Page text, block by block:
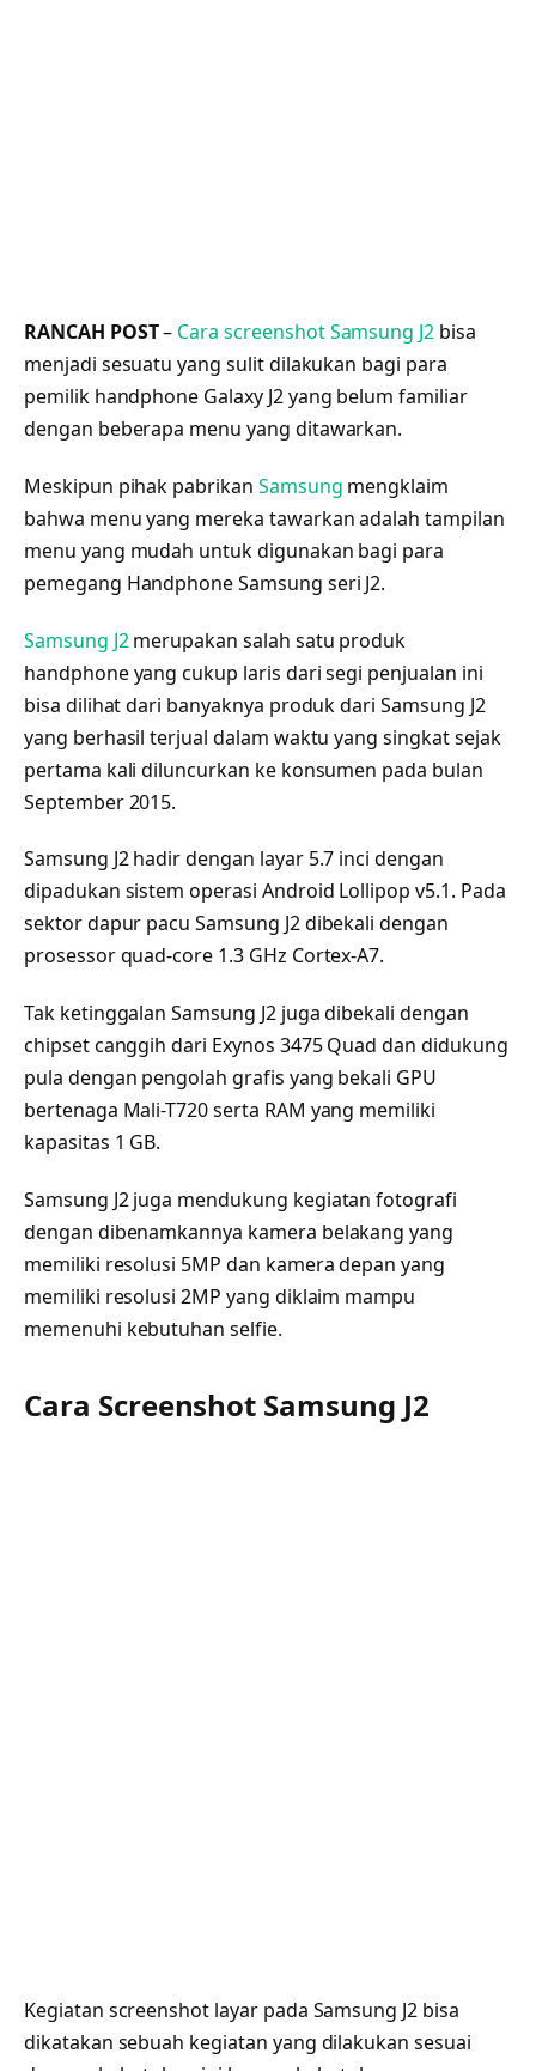
RANCAH POST– Cara screenshot Samsung J2 bisa
menjadi sesuatu yang sulit dilakukan bagi para
pemilik handphone Galaxy J2 yang belum familiar
dengan beberapa menu yang ditawarkan.
Meskipun pihak pabrikan Samsung mengklaim
bahwa menu yang mereka tawarkan adalah tampilan
menu yang mudah untuk digunakan bagi para
pemegang Handphone Samsung seri J2.
Samsung J2merupakan salah satu produk
handphone yang cukup laris dari segi penjualan ini
bisa dilihat dari banyaknya produk dari Samsung J2
yang berhasil terjual dalam waktu yang singkat sejak
pertama kali diluncurkan ke konsumen pada bulan
September 2015.
Samsung J2 hadir dengan layar 5.7 inci dengan
dipadukan sistem operasi Android Lollipop v5.1. Pada
sektor dapur pacu Samsung J2 dibekali dengan
prosessor quad-core 1.3 GHz Cortex-A7.
Tak ketinggalan Samsung J2 juga dibekali dengan
chipset canggih dari Exynos 3475 Quad dan didukung
pula dengan pengolah grafis yang bekali GPU
bertenaga Mali-T720 serta RAM yang memiliki
kapasitas 1 GB.
Samsung J2 juga mendukung kegiatan fotografi
dengan dibenamkannya kamera belakang yang
memiliki resolusi 5MP dan kamera depan yang
memiliki resolusi 2MP yang diklaim mampu
memenuhi kebutuhan selfie.
Cara Screenshot Samsung J2
Kegiatan screenshot layar pada Samsung J2 bisa
dikatakan sebuah kegiatan yang dilakukan sesuai